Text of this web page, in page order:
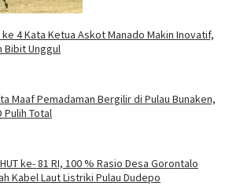
ke 4 Kata Ketua Askot Manado Makin Inovatif,
Bibit Unggul
Maaf Pemadaman Bergilir di Pulau Bunaken,
Pulih Total
ke- 81 RI, 100 % Rasio Desa Gorontalo
Kabel Laut Listriki Pulau Dudepo